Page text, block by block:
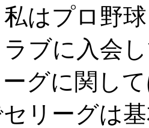
はプロ野
ラブに入会
グに関し
リーグは